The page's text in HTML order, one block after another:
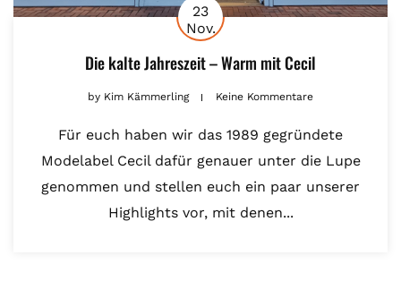
23
Nov.
Die kalte Jahreszeit – Warm mit Cecil
by Kim Kämmerling Keine Kommentare
Für euch haben wir das 1989 gegründete
Modelabel Cecil dafür genauer unter die Lupe
genommen und stellen euch ein paar unserer
Highlights vor, mit denen...